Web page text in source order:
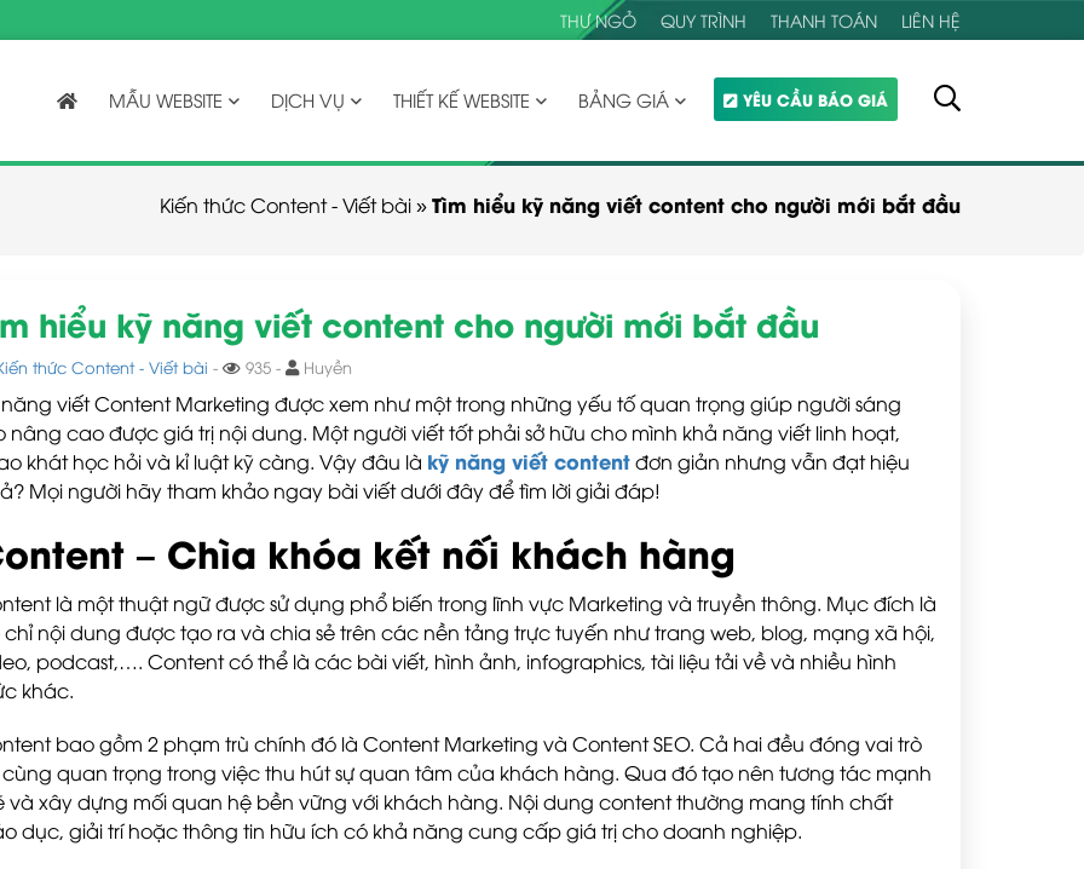
THƯ NGỎ QUY TRÌNH THANH TOÁN LIÊN HỆ
MẪU WEBSITE DỊCH VỤ THIẾT KẾ WEBSITE BẢNG GIÁ YÊU CẦU BÁO GIÁ
Kiến thức Content - Viết bài»Tìm hiểu kỹ năng viết content cho người mới bắt đầu
hiểu kỹ năng viết content cho người mới bắt đầu
thức Content - Viết bài - 935 - Huyền
năng viết Content Marketing được xem như một trong những yếu tố quan trọng giúp người sáng
nâng cao được giá trị nội dung. Một người viết tốt phải sở hữu cho mình khả năng viết linh hoạt,
khát học hỏi và kỉ luật kỹ càng. Vậy đâu là kỹ năng viết contentđơn giản nhưng vẫn đạt hiệu
Mọi người hãy tham khảo ngay bài viết dưới đây để tìm lời giải đáp!
– Chìa khóa kết nối khách hàng
là một thuật ngữ được sử dụng phổ biến trong lĩnh vực Marketing và truyền thông. Mục đích là
nội dung được tạo ra và chia sẻ trên các nền tảng trực tuyến như trang web, blog, mạng xã hội,
podcast,…. Content có thể là các bài viết, hình ảnh, infographics, tài liệu tải về và nhiều hình
khác.
bao gồm 2 phạm trù chính đó là Content Marketing và Content SEO. Cả hai đều đóng vai trò
quan trọng trong việc thu hút sự quan tâm của khách hàng. Qua đó tạo nên tương tác mạnh
và xây dựng mối quan hệ bền vững với khách hàng. Nội dung content thường mang tính chất
dục, giải trí hoặc thông tin hữu ích có khả năng cung cấp giá trị cho doanh nghiệp.